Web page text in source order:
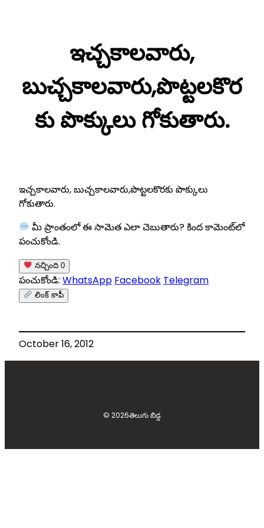
ఇచ్చకాలవారు,
బుచ్చకాలవారు,పొట్టలకొర
కు పొక్కులు గోకుతారు.
ఇచ్చకాలవారు, బుచ్చకాలవారు,పొట్టలకొరకు పొక్కులు
గోకుతారు.
మీ ప్రాంతంలో ఈ సామెత ఎలా చెబుతారు? కింద కామెంట్‌లో
పంచుకోండి.
నచ్చింది 0
పంచుకోండి: WhatsApp Facebook Telegram
లింక్ కాపీ
October 16, 2012
© 2026తెలుగు బిడ్డ